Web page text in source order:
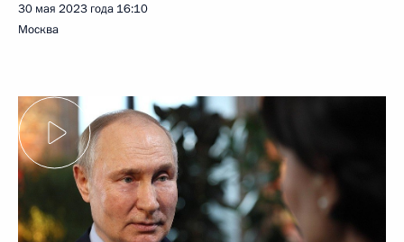
30 мая 2023 года 16:10
Москва